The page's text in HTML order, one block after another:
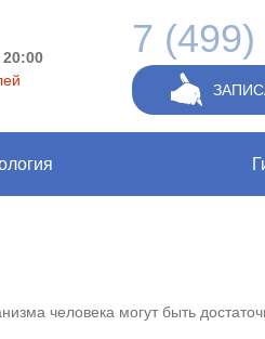
7
человека могут быть